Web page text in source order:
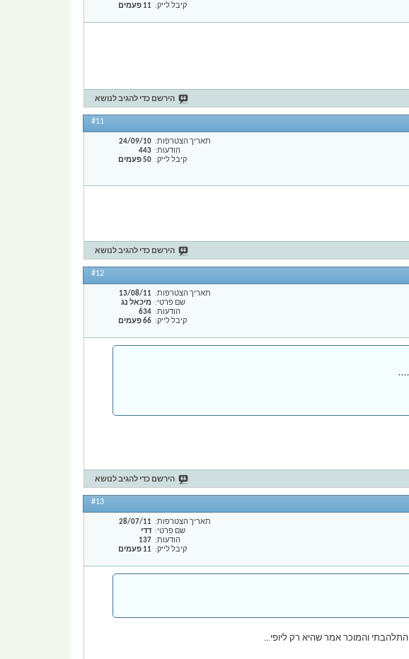
קיבל לייק
11 פעמים
הירשם כדי להגיב לנושא
#11
תאריך הצטרפות
24/09/10
הודעות
443
קיבל לייק
50 פעמים
הירשם כדי להגיב לנושא
#12
תאריך הצטרפות
13/08/11
שם פרטי
מיכאל נג
הודעות
634
קיבל לייק
66 פעמים
הירשם כדי להגיב לנושא
#13
תאריך הצטרפות
28/07/11
שם פרטי
דדי
הודעות
137
קיבל לייק
11 פעמים
והמוכר אמר שהיא רק ליופי...